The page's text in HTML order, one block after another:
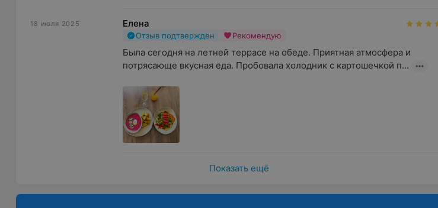
18 июля 2025 Елена
Отзыв подтвержден Рекомендую
Была сегодня на летней террасе на обеде. Приятная атмосфера и
потрясающе вкусная еда. Пробовала холодник с картошечкой п...
Показать ещё